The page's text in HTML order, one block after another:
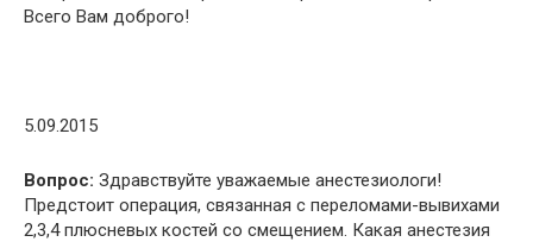
Всего Вам доброго!
5.09.2015
Вопрос: Здравствуйте уважаемые анестезиологи!
Предстоит операция, связанная с переломами-вывихами
2,3,4 плюсневых костей со смещением. Какая анестезия